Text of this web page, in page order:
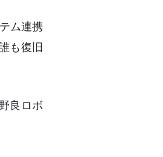
ム連携
も復旧
良ロボ